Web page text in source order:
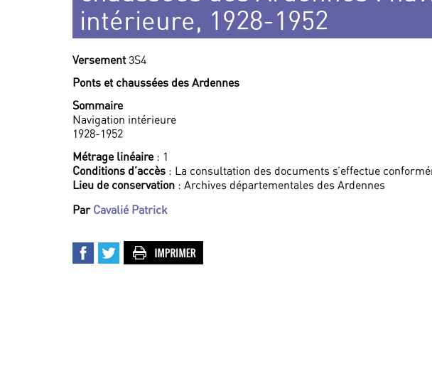
intérieure, 1928-1952
Versement3S4
Ponts et chaussées des Ardennes
Sommaire
Navigation intérieure
1928-1952
Métrage linéaire: 1
Conditions d’accès : La consultation des documents s’effectue
Lieu de conservation : Archives départementales des Ardennes
Par Cavalié Patrick